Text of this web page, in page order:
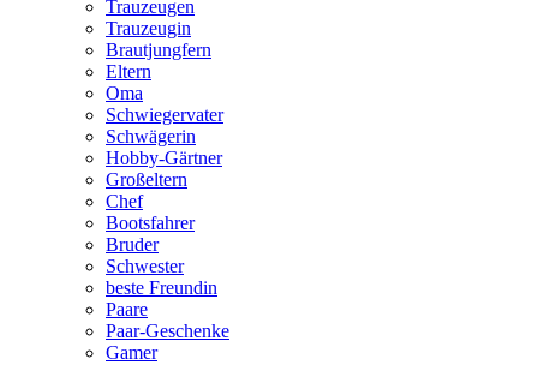
Trauzeugen
Trauzeugin
Brautjungfern
Eltern
Oma
Schwiegervater
Schwägerin
Hobby-Gärtner
Großeltern
Chef
Bootsfahrer
Bruder
Schwester
beste Freundin
Paare
Paar-Geschenke
Gamer